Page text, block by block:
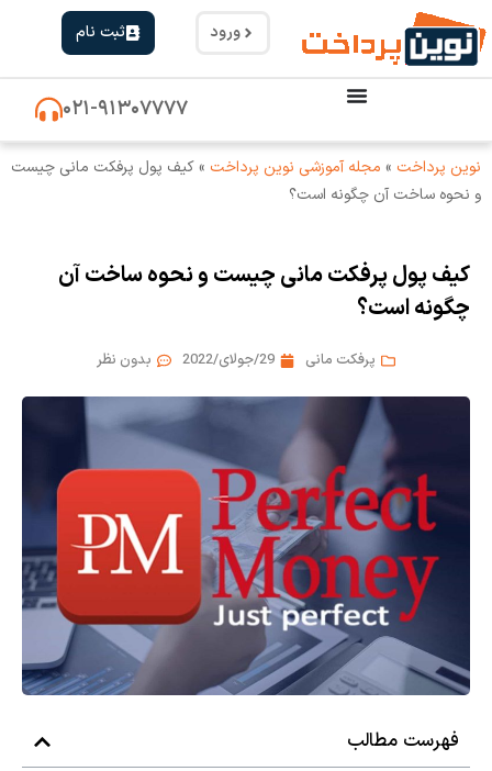
ورود ثبت نام
۰۲۱-۹۱۳۰۷۷۷۷
نوین پرداخت » مجله آموزشی نوین پرداخت »کیف پول پرفکت مانی چیست
و نحوه ساخت آن چگونه است؟
کیف پول پرفکت مانی چیست و نحوه ساخت آن
چگونه است؟
پرفکت مانی 29/جولای/2022 بدون نظر
فهرست مطالب